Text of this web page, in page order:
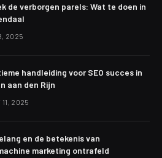
de verborgen parels: Wat te doen in
2025
handleiding voor SEO succes in
aan den Rijn
11, 2025
en de betekenis van
marketing ontrafeld